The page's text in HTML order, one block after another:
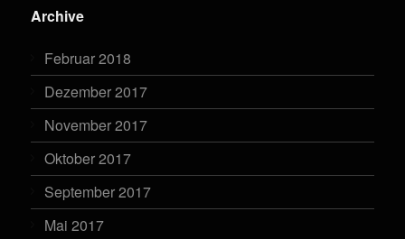
Archive
Februar 2018
Dezember 2017
November 2017
Oktober 2017
September 2017
Mai 2017